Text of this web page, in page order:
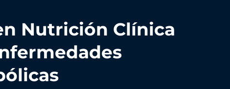
Nutrición Clínica